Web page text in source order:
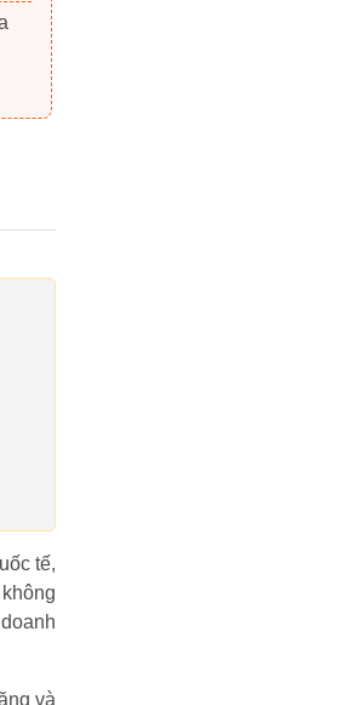
tế,
và